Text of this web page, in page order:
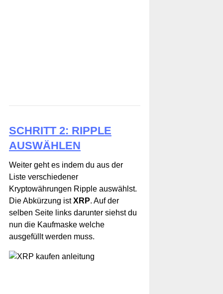
SCHRITT 2: RIPPLE
AUSWÄHLEN
Weiter geht es indem du aus der
Liste verschiedener
Kryptowährungen Ripple auswählst.
Die Abkürzung istXRP. Auf der
selben Seite links darunter siehst du
nun die Kaufmaske welche
ausgefüllt werden muss.